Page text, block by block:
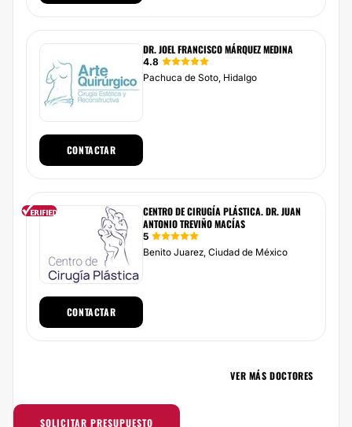
DR. JOEL FRANCISCO MÁRQUEZ MEDINA
4.8
Pachuca de Soto, Hidalgo
CONTACTAR
CENTRO DE CIRUGÍA PLÁSTICA. DR. JUAN
ANTONIO TREVIÑO MACÍAS
5
Benito Juarez, Ciudad de México
CONTACTAR
VER MÁS DOCTORES
SOLICITAR PRESUPUESTO